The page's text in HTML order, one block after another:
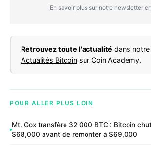
En savoir plus sur notre newsletter
Retrouvez toute l'actualité dans
Actualités Bitcoin sur Coin Academy.
POUR ALLER PLUS LOIN
Mt. Gox transfère 32 000 BTC : Bitcoin
$68,000 avant de remonter à $69,000